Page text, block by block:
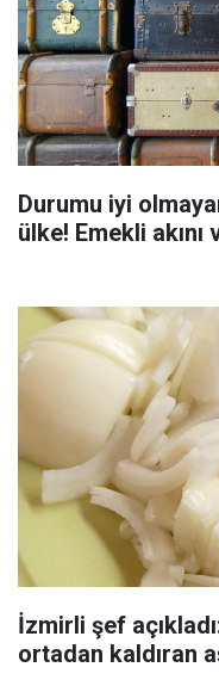
Durumu iyi
ülke! Emekli akını
İzmirli şef
ortadan kaldıran